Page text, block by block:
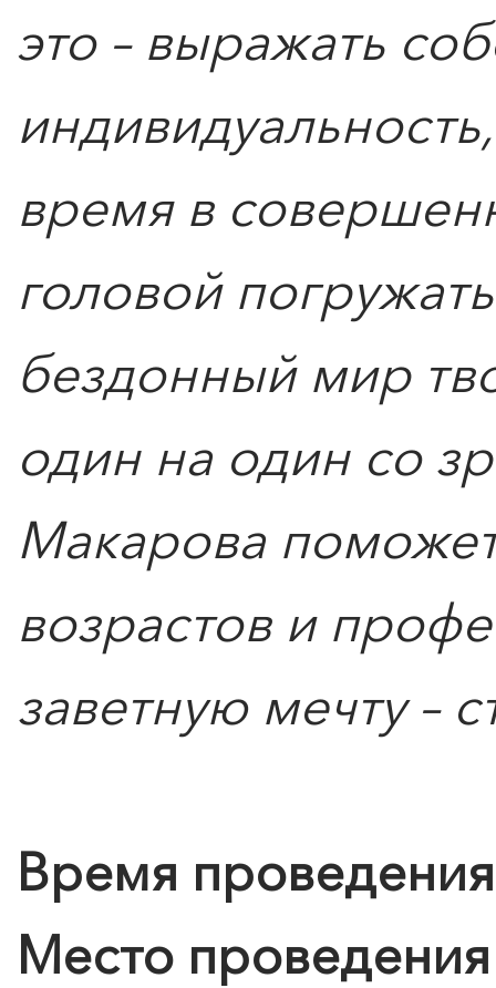
ПОИСК ПО МЕРОПРИЯТИЯМ
это – выражать
время в
головой
бездонный мир
один на один со
Макарова
возрастов и
заветную мечту –
Время
Место
ЧТО ЗНАЕТ О ЛЮБВИ
ЛЮБОВЬ… Концерт Анны